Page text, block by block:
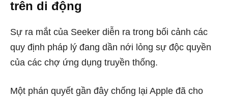
trên di động
Sự ra mắt của Seeker diễn ra trong bối cảnh các
quy định pháp lý đang dần nới lỏng sự độc quyền
của các chợ ứng dụng truyền thống.
Một phán quyết gần đây chống lại Apple đã cho